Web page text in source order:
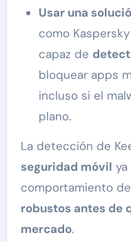
Usar una
como
capaz de
bloquear apps
incluso si el
plano.
La detección de
seguridad móvil
comportamiento
robustos antes de
mercado.